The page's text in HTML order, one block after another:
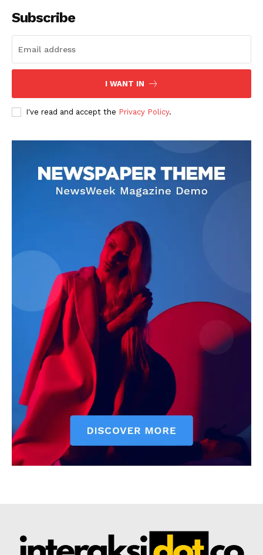
Subscribe
I WANT IN
I've read and accept the Privacy Policy.